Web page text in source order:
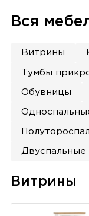
Вся
Витрины
Тумбы
Обувницы
Двуспальные
Витрины